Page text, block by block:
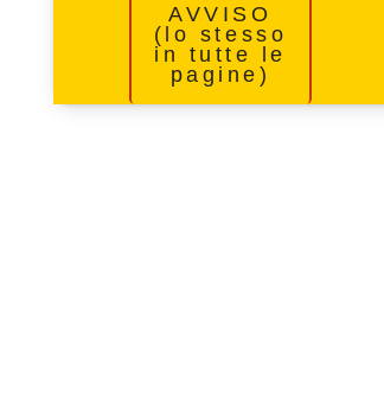
AVVISO
(lo stesso
in tutte le
pagine)